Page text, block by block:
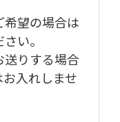
望の場合は
い。
送りする場合
入れしませ